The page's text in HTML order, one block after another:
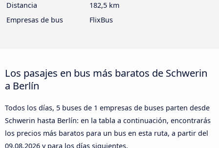
Distancia
182,5 km
Empresas de bus
FlixBus
Los pasajes en bus más baratos de Schwerin
a Berlín
Todos los días, 5 buses de 1 empresas de buses parten desde
Schwerin hasta Berlín: en la tabla a continuación, encontrarás
los precios más baratos para un bus en esta ruta, a partir del
09.08.2026 y para los días siguientes.